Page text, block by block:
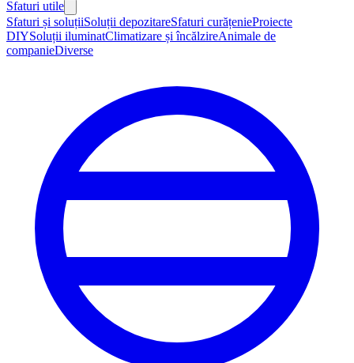
Sfaturi utile
Sfaturi și soluțiiSoluții depozitareSfaturi curățenieProiecte
DIYSoluții iluminatClimatizare și încălzireAnimale de
companieDiverse